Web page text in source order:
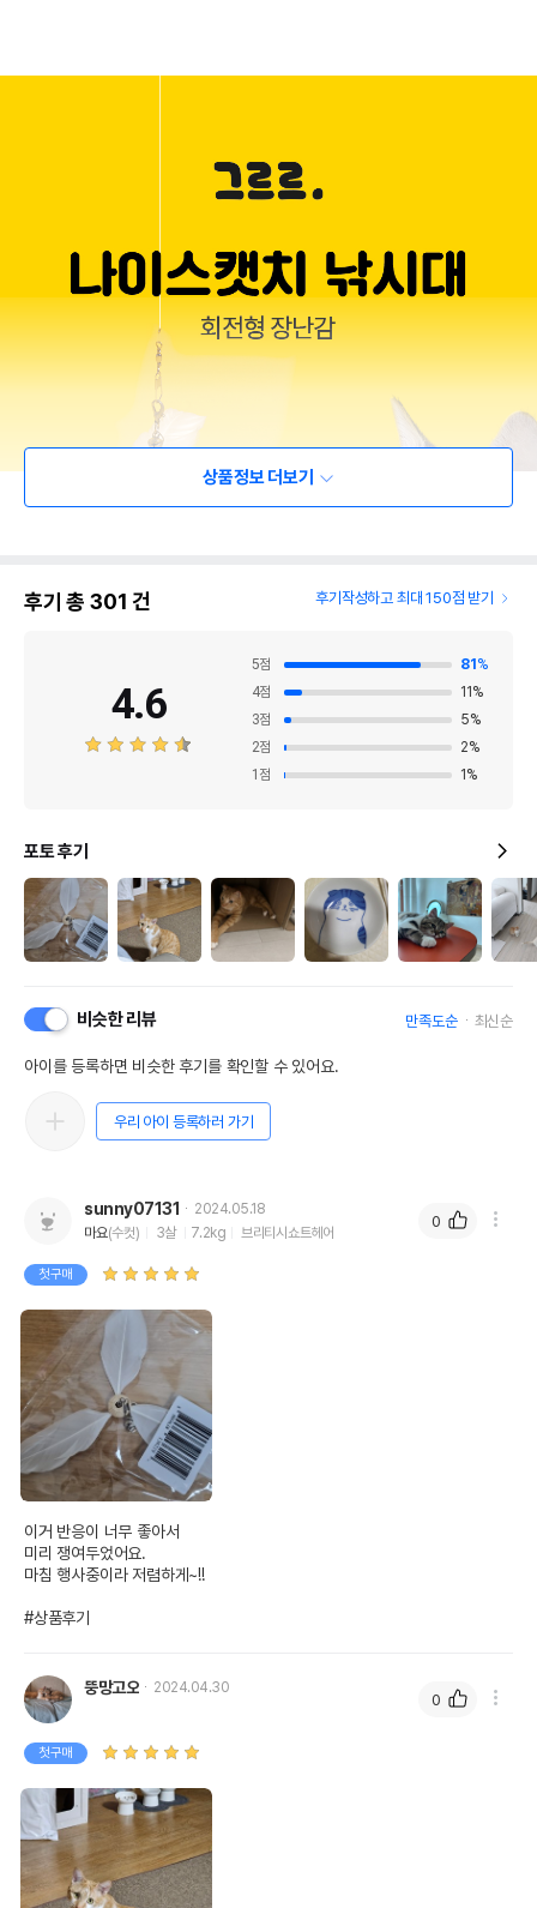
상품정보 더보기
후기 총 301 건 후기작성하고 최대 150점 받기
4.6
5점 81 %
4점 11 %
3점 5%
2점 2%
1 점 1 %
포토 후기
비슷한 리뷰 만족도순 최신순
아이를 등록하면 비슷한 후기를 확인할 수 있어요.
우리 아이 등록하러 가기
sunny07131
2024.05.18
마요(수컷) 3살 7.2kg 브리티시쇼트헤어
첫구매
이거 반응이 너무 좋아서
미리 쟁여두었어요.
마침 행사중이라 저렴하게~!!
#상품후기
0
뚱망고오 2024.04.30
첫구매
0